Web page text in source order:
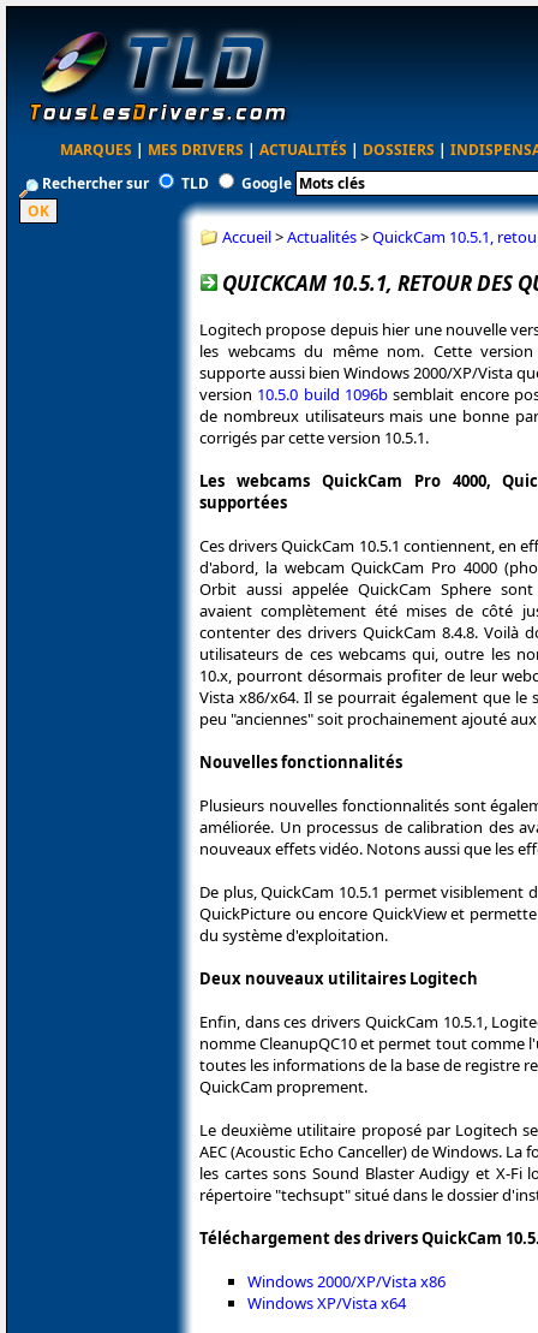
MARQUES | MES DRIVERS | ACTUALITÉS | DOSSIERS |
Rechercher sur
TLD Google
Accueil>Actualités>QuickCam 10.5.1,
QUICKCAM 10.5.1, RETOUR DES
Logitech propose depuis hier une nouvelle
les webcams du même nom. Cette
supporte aussi bien Windows 2000/XP/Vista
version 10.5.0 build 1096b semblait encore
de nombreux utilisateurs mais une bonne
corrigés par cette version 10.5.1.
Les webcams QuickCam Pro 4000,
supportées
Ces drivers QuickCam 10.5.1 contiennent, en
d'abord, la webcam QuickCam Pro 4000
Orbit aussi appelée QuickCam Sphere
avaient complètement été mises de côté
contenter des drivers QuickCam 8.4.8. Voilà
utilisateurs de ces webcams qui, outre les
10.x, pourront désormais profiter de leur
Vista x86/x64. Il se pourrait également que
peu "anciennes" soit prochainement ajouté
Nouvelles fonctionnalités
Plusieurs nouvelles fonctionnalités sont
améliorée. Un processus de calibration des
nouveaux effets vidéo. Notons aussi que les
De plus, QuickCam 10.5.1 permet
QuickPicture ou encore QuickView et
du système d'exploitation.
Deux nouveaux utilitaires Logitech
Enfin, dans ces drivers QuickCam 10.5.1,
nomme CleanupQC10 et permet tout comme
toutes les informations de la base de registre
QuickCam proprement.
Le deuxième utilitaire proposé par Logitech
AEC (Acoustic Echo Canceller) de Windows.
les cartes sons Sound Blaster Audigy et X-Fi
répertoire "techsupt" situé dans le dossier
Téléchargement des drivers QuickCam
Windows 2000/XP/Vista x86
Windows XP/Vista x64